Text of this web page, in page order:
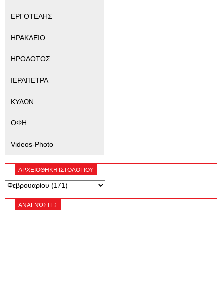
ΕΡΓΟΤΕΛΗΣ
ΗΡΑΚΛΕΙΟ
ΗΡΟΔΟΤΟΣ
ΙΕΡΑΠΕΤΡΑ
ΚΥΔΩΝ
ΟΦΗ
Videos-Photo
ΑΡΧΕΙΟΘΗΚΗ ΙΣΤΟΛΟΓΙΟΥ
ΑΝΑΓΝΏΣΤΕΣ